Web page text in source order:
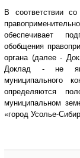
В соответствии
обеспечивает
обобщения
органа (далее -
Доклад - не
муниципального
определяются
муниципальном
«город Усолье-